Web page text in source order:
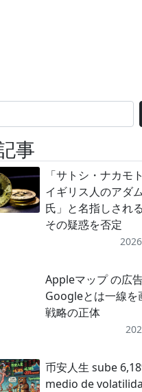
事
「サトシ・ナカモ
イギリス人のアダ
氏」と名指しされ
その疑惑を否定
Appleマップ の広
Googleとは一線を
戦略の正体
币安人生 sube
medio de